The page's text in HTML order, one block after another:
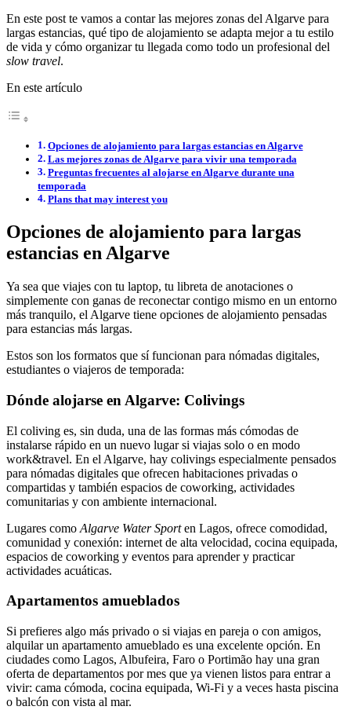
En este post te vamos a contar las mejores zonas del Algarve para
largas estancias, qué tipo de alojamiento se adapta mejor a tu estilo
de vida y cómo organizar tu llegada como todo un profesional del
slow travel.
En este artículo
Opciones de alojamiento para largas estancias en Algarve
Las mejores zonas de Algarve para vivir una temporada
Preguntas frecuentes al alojarse en Algarve durante una
temporada
Plans that may interest you
Opciones de alojamiento para largas
estancias en Algarve
Ya sea que viajes con tu laptop, tu libreta de anotaciones o
simplemente con ganas de reconectar contigo mismo en un entorno
más tranquilo, el Algarve tiene opciones de alojamiento pensadas
para estancias más largas.
Estos son los formatos que sí funcionan para nómadas digitales,
estudiantes o viajeros de temporada:
Dónde alojarse en Algarve: Colivings
El coliving es, sin duda, una de las formas más cómodas de
instalarse rápido en un nuevo lugar si viajas solo o en modo
work&travel. En el Algarve, hay colivings especialmente pensados
para nómadas digitales que ofrecen habitaciones privadas o
compartidas y también espacios de coworking, actividades
comunitarias y con ambiente internacional.
Lugares como Algarve Water Sporten Lagos, ofrece comodidad,
comunidad y conexión: internet de alta velocidad, cocina equipada,
espacios de coworking y eventos para aprender y practicar
actividades acuáticas.
Apartamentos amueblados
Si prefieres algo más privado o si viajas en pareja o con amigos,
alquilar un apartamento amueblado es una excelente opción. En
ciudades como Lagos, Albufeira, Faro o Portimão hay una gran
oferta de departamentos por mes que ya vienen listos para entrar a
vivir: cama cómoda, cocina equipada, Wi-Fi y a veces hasta piscina
o balcón con vista al mar.